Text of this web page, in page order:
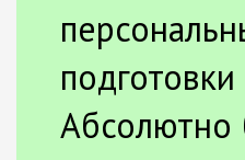
Абсолютно